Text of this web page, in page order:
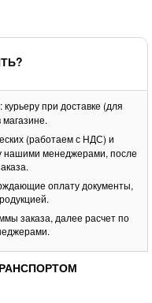
: курьеру при доставке (для
магазине.
(работаем с НДС) и
нашими менеджерами, после
оплату документы,
заказа, далее расчет по